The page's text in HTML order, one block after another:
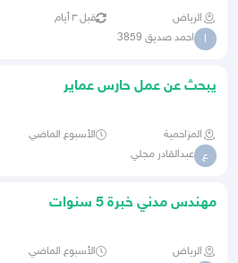
الرياض قبل ٣ أيام
ا احمد صديق 3859
يبحث عن عمل حارس عماير
المزاحمية الأسبوع الماضي
ع عبدالقادر مجلي
مهندس مدني خبرة 5 سنوات
الرياض الأسبوع الماضي